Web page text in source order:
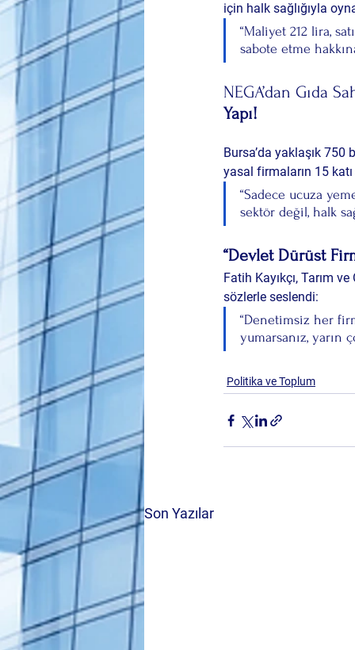
için halk sağlığıyla
“Maliyet 212 lira,
sabote etme
NEGA’dan Gıda
Yapı!
Bursa’da yaklaşık 750
yasal firmaların 15
“Sadece ucuza
sektör değil, halk
“Devlet Dürüst
Fatih Kayıkçı, Tarım
sözlerle seslendi:
“Denetimsiz her
yumarsanız, yarın
Politika ve Toplum
Son Yazılar